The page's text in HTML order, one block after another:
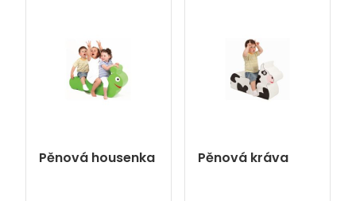
Pěnová housenka Pěnová kráva